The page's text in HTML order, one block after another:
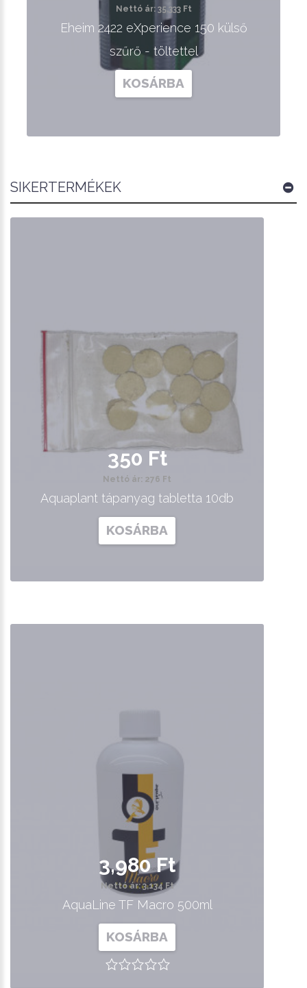
Nettó ár: 35,333 Ft
Eheim 2422 eXperience 150 külső
szűrő - töltettel
KOSÁRBA
SIKERTERMÉKEK
350 Ft
Nettó ár: 276 Ft
Aquaplant tápanyag tabletta 10db
KOSÁRBA
3,980 Ft
Nettó ár: 3,134 Ft
AquaLine TF Macro 500ml
KOSÁRBA